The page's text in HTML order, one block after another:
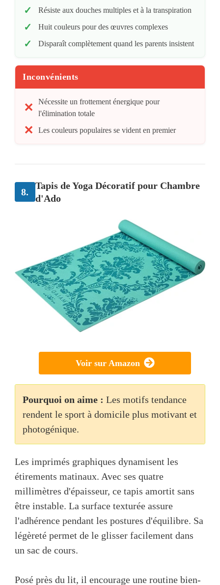
Résiste aux douches multiples et à la transpiration
Huit couleurs pour des œuvres complexes
Disparaît complètement quand les parents insistent
Inconvénients
Nécessite un frottement énergique pour
l'élimination totale
Les couleurs populaires se vident en premier
8.
Tapis de Yoga Décoratif pour Chambre
d'Ado
Voir sur Amazon
Pourquoi on aime : Les motifs tendance
rendent le sport à domicile plus motivant et
photogénique.
Les imprimés graphiques dynamisent les
étirements matinaux. Avec ses quatre
millimètres d'épaisseur, ce tapis amortit sans
être instable. La surface texturée assure
l'adhérence pendant les postures d'équilibre. Sa
légèreté permet de le glisser facilement dans
un sac de cours.
Posé près du lit, il encourage une routine bien-